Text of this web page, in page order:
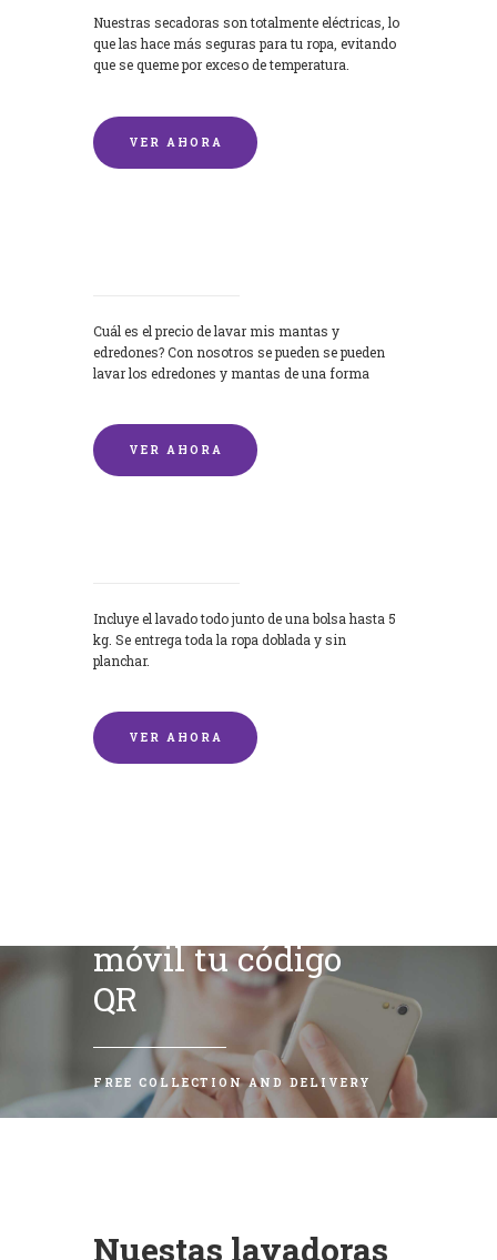
Nuestras secadoras son totalmente eléctricas, lo
que las hace más seguras para tu ropa, evitando
que se queme por exceso de temperatura.
VER AHORA
Cuál es el precio de lavar mis mantas y
edredones? Con nosotros se pueden se pueden
lavar los edredones y mantas de una forma
VER AHORA
Incluye el lavado todo junto de una bolsa hasta 5
kg. Se entrega toda la ropa doblada y sin
planchar.
VER AHORA
móvil tu código
QR
FREE COLLECTION AND DELIVERY
Nuestas lavadoras